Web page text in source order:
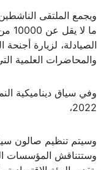
ويجمع الملتقى
ما
الصيادلة، لزيارة
والمحاضرات العلمية
وفي سياق ديناميكية
2022،
وستتناقش المؤسسات